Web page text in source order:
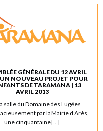
GÉNÉRALE DU 12 AVRIL
NOUVEAU PROJET POUR
DE TARAMANA | 13
AVRIL 2013
salle du Domaine des Lugées
par la Mairie d’Arès,
une cinquantaine […]